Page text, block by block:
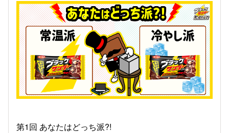
第1回 あなたはどっち派?!